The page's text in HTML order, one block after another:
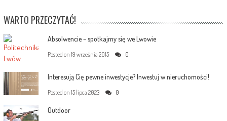
WARTO PRZECZYTAĆ!
Absolwencie – spotkajmy się we Lwowie
Posted on 19 września 2015 0
Interesują Cię pewne inwestycje? Inwestuj w nieruchomości!
Posted on 15 lipca 2023 0
Outdoor